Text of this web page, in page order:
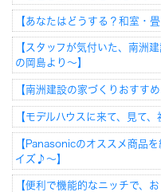
【あなたはどうする？和室・
【スタッフが気付いた、南洲
の岡島より～】
【南洲建設の家づくりおすす
【モデルハウスに来て、見て
【Panasonicのオススメ商品
イズ♪～】
【便利で機能的なニッチで、